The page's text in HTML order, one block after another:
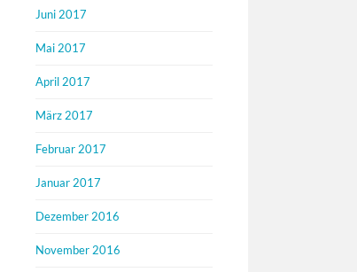
Juni 2017
Mai 2017
April 2017
März 2017
Februar 2017
Januar 2017
Dezember 2016
November 2016